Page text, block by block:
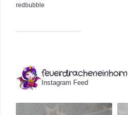
redbubble
feuerdracheneinhorn
Instagram Feed